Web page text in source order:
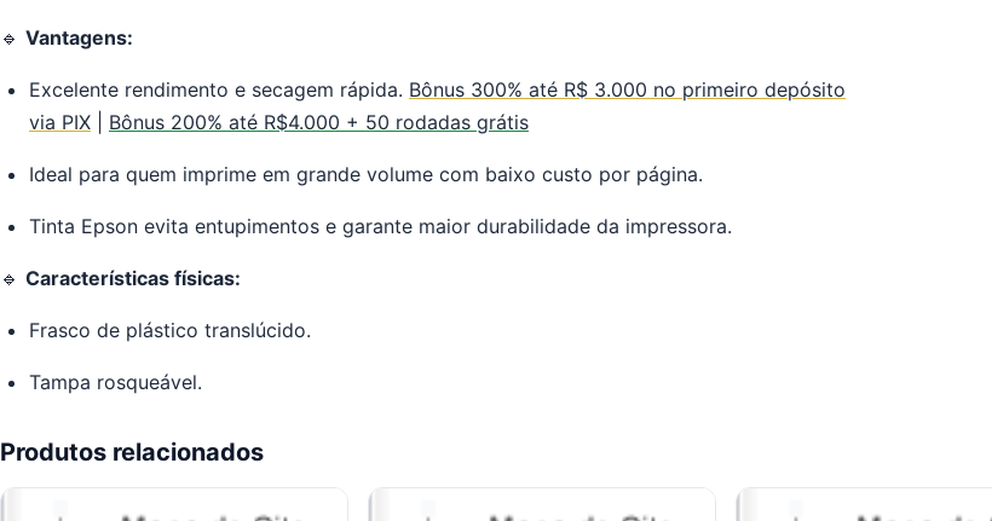
🔹 Vantagens:
Excelente rendimento e secagem rápida. Bônus 300% até R$ 3.000 no primeiro depósito
via PIX
Bônus 200% até R$4.000 + 50 rodadas grátis
Ideal para quem imprime em grande volume com baixo custo por página.
Tinta Epson evita entupimentos e garante maior durabilidade da impressora.
🔹 Características físicas:
Frasco de plástico translúcido.
Tampa rosqueável.
Produtos relacionados